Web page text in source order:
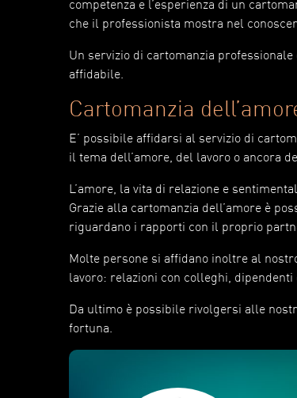
competenza e l’esperienza di un
che il professionista mostra nel
Un servizio di cartomanzia
affidabile.
Cartomanzia
E’ possibile affidarsi al servizio di
il tema dell’amore, del lavoro o ancora
L’amore, la vita di relazione e
Grazie alla cartomanzia dell’amore è
riguardano i rapporti con il proprio
Molte persone si affidano inoltre al
lavoro: relazioni con colleghi,
Da ultimo è possibile rivolgersi alle
fortuna.